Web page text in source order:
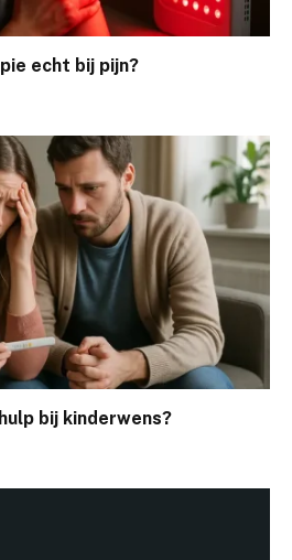
echt bij pijn?
bij kinderwens?